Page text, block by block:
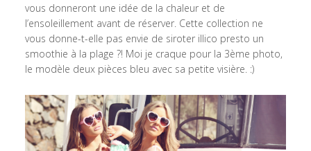
vous donneront une idée de la chaleur et de
l’ensoleillement avant de réserver. Cette collection ne
vous donne-t-elle pas envie de siroter illico presto un
smoothie à la plage ?! Moi je craque pour la 3ème photo,
le modèle deux pièces bleu avec sa petite visière. :)